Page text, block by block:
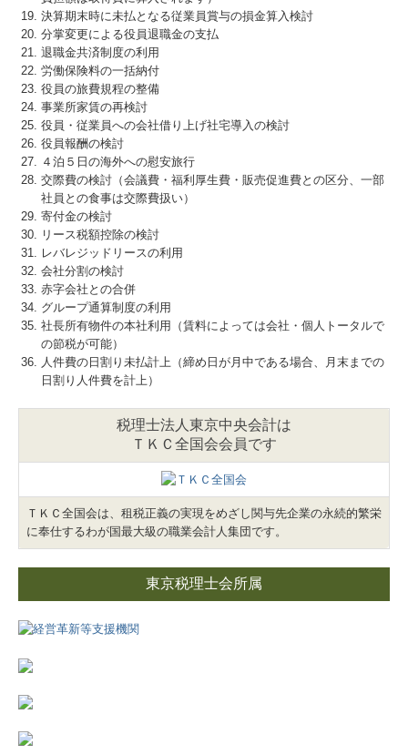
決算期末時に未払となる従業員賞与の損金算入検討
分掌変更による役員退職金の支払
退職金共済制度の利用
労働保険料の一括納付
役員の旅費規程の整備
事業所家賃の再検討
役員・従業員への会社借り上げ社宅導入の検討
役員報酬の検討
４泊５日の海外への慰安旅行
交際費の検討（会議費・福利厚生費・販売促進費との区分、一部
社員との食事は交際費扱い）
寄付金の検討
リース税額控除の検討
レバレジッドリースの利用
会社分割の検討
赤字会社との合併
グループ通算制度の利用
社長所有物件の本社利用（賃料によっては会社・個人トータルで
の節税が可能）
人件費の日割り未払計上（締め日が月中である場合、月末までの
日割り人件費を計上）
税理士法人東京中央会計は
ＴＫＣ全国会会員です
ＴＫＣ全国会は、租税正義の実現をめざし関与先企業の永続的繁栄
に奉仕するわが国最大級の職業会計人集団です。
東京税理士会所属